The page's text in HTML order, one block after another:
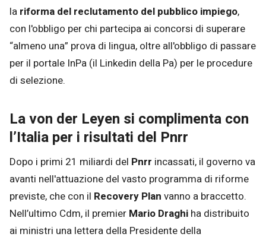
la riforma del reclutamento del pubblico impiego,
con l'obbligo per chi partecipa ai concorsi di superare
“almeno una” prova di lingua, oltre all'obbligo di passare
per il portale InPa (il Linkedin della Pa) per le procedure
di selezione.
La von der Leyen si complimenta con
l’Italia per i risultati del Pnrr
Dopo i primi 21 miliardi del Pnrr incassati, il governo va
avanti nell'attuazione del vasto programma di riforme
previste, che con il Recovery Plan vanno a braccetto.
Nell’ultimo Cdm, il premier Mario Draghi ha distribuito
ai ministri una lettera della Presidente della